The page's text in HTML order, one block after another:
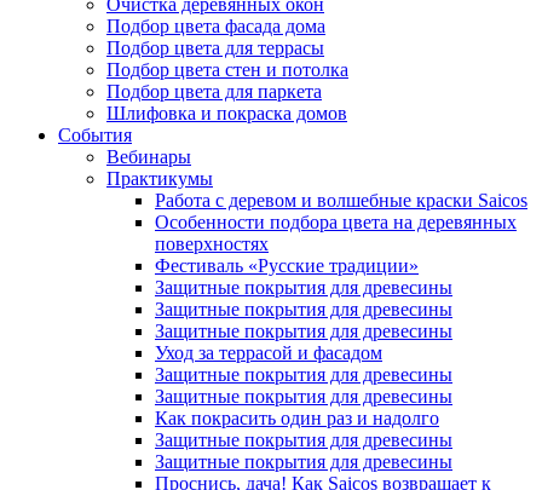
Очистка деревянных окон
Подбор цвета фасада дома
Подбор цвета для террасы
Подбор цвета стен и потолка
Подбор цвета для паркета
Шлифовка и покраска домов
События
Вебинары
Практикумы
Работа с деревом и волшебные краски Saicos
Особенности подбора цвета на деревянных
поверхностях
Фестиваль «Русские традиции»
Защитные покрытия для древесины
Защитные покрытия для древесины
Защитные покрытия для древесины
Уход за террасой и фасадом
Защитные покрытия для древесины
Защитные покрытия для древесины
Как покрасить один раз и надолго
Защитные покрытия для древесины
Защитные покрытия для древесины
Проснись, дача! Как Saicos возвращает к